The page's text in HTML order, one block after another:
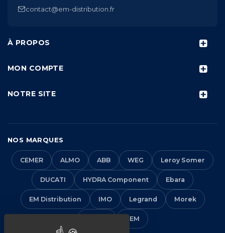
À PROPOS
MON COMPTE
NOTRE SITE
contact@em-distribution.fr
NOS MARQUES
CEMER ALMO ABB WEG Leroy Somer
DUCATI HYDRA Component Ebara
EM Distribution IMO Legrand Morek
VEM